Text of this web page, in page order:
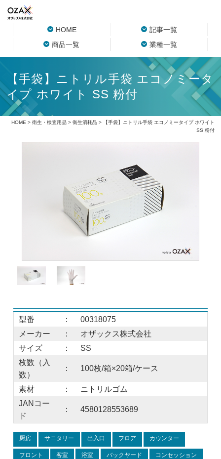
HOME
記事一覧
商品一覧
業種一覧
【手袋】ニトリル手袋 エコノミータ
イプ ホワイト SS 粉付
HOME > 衛生・検査用品> 衛生消耗品> 【手袋】ニトリル手袋 エコノミータイプ ホワイト
SS 粉付
型番 ：
00318075
メーカー
：
オザックス株式会社
サイズ
：
SS
枚数（入
数）
： 100枚/箱×20箱/ケース
素材 ：
ニトリルゴム
JANコー
ド
： 4580128553689
厨房 サニタリー 出入口 フロア カウンター
フロント 客室 浴室 バックヤード コンセッション